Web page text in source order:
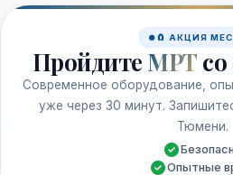
🧲 АКЦИЯ
Пройдите МРТ
Современное оборудование,
уже через 30 минут.
Тюмени.
Опытные